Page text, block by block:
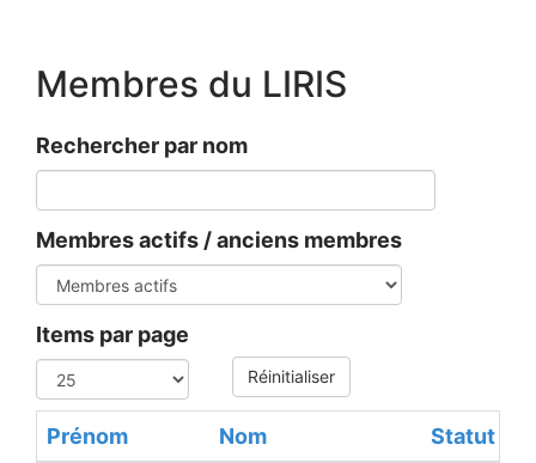
Membres du LIRIS
Rechercher par nom
Membres actifs / anciens membres
Items par page
Réinitialiser
Prénom Nom Statut